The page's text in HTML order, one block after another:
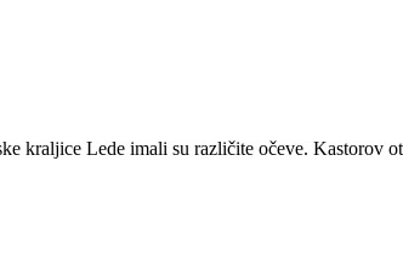
kraljice Lede imali su različite očeve. Kastorov